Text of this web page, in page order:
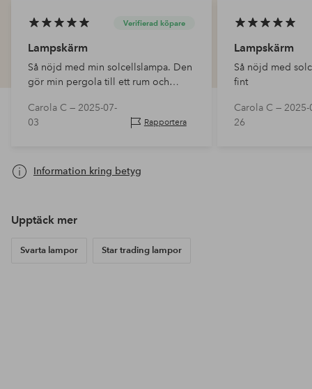
Verifierad köpare
Lampskärm
Så nöjd med min solcellslampa. Den
gör min pergola till ett rum och
Carola C — 2025-07-
03
Rapportera
Lampskärm
Så nöjd med
fint
Carola C — 2025-
26
Information kring betyg
Upptäck mer
Svarta lampor Star trading lampor